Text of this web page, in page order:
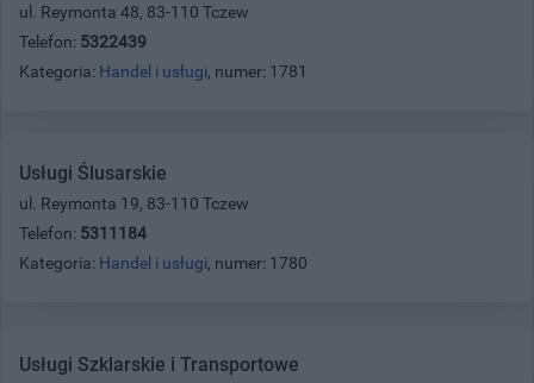
ul. Reymonta 48, 83-110 Tczew
Telefon: 5322439
Kategoria: Handel i usługi, numer: 1781
Usługi Ślusarskie
ul. Reymonta 19, 83-110 Tczew
Telefon: 5311184
Kategoria: Handel i usługi, numer: 1780
Usługi Szklarskie i Transportowe